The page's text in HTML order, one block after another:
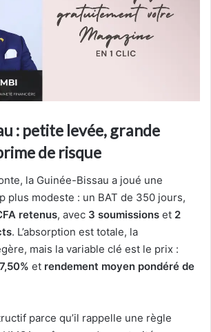
: petite levée, grande
de risque
la Guinée-Bissau a joué une
plus modeste : un BAT de 350 jours,
retenus, avec 3 soumissions et 2
. L’absorption est totale, la
mais la variable clé est le prix :
et rendement moyen pondéré de
parce qu’il rappelle une règle